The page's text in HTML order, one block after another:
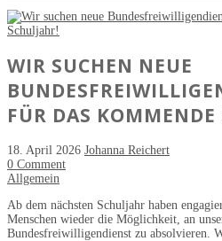
WIR SUCHEN NEUE
FÜR DAS KOMMENDE
18. April 2026 Johanna Reichert
0 Comment
Allgemein
Ab dem nächsten Schuljahr haben
Menschen wieder die Möglichkeit, an
Bundesfreiwilligendienst zu absolvieren.